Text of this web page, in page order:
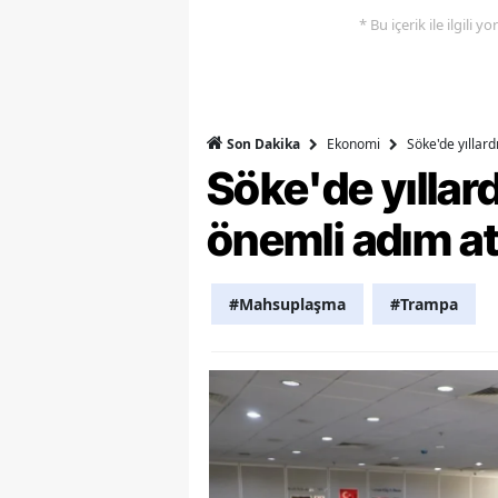
* Bu içerik ile ilgili
Son Dakika Ekonomi Söke'de
Söke'de
önemli adım
#Mahsuplaşma #Trampa